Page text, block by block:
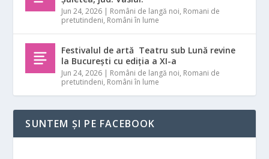
Jun 24, 2026 | Români de langă noi, Romani de
pretutindeni, Români în lume
Festivalul de artă Teatru sub Lună revine
la București cu ediția a XI-a
Jun 24, 2026 | Români de langă noi, Romani de
pretutindeni, Români în lume
SUNTEM ȘI PE FACEBOOK